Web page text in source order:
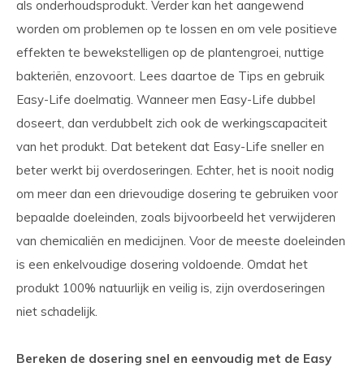
als onderhoudsprodukt. Verder kan het aangewend
worden om problemen op te lossen en om vele positieve
effekten te bewekstelligen op de plantengroei, nuttige
bakteriën, enzovoort. Lees daartoe de Tips en gebruik
Easy-Life doelmatig. Wanneer men Easy-Life dubbel
doseert, dan verdubbelt zich ook de werkingscapaciteit
van het produkt. Dat betekent dat Easy-Life sneller en
beter werkt bij overdoseringen. Echter, het is nooit nodig
om meer dan een drievoudige dosering te gebruiken voor
bepaalde doeleinden, zoals bijvoorbeeld het verwijderen
van chemicaliën en medicijnen. Voor de meeste doeleinden
is een enkelvoudige dosering voldoende. Omdat het
produkt 100% natuurlijk en veilig is, zijn overdoseringen
niet schadelijk.
Bereken de dosering snel en eenvoudig met de Easy